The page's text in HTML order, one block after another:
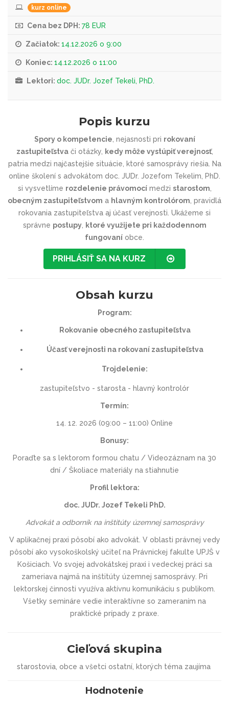
kurz online
Cena bez DPH: 78 EUR
Začiatok: 14.12.2026 o 9:00
Koniec: 14.12.2026 o 11:00
Lektori: doc. JUDr. Jozef Tekeli, PhD.
Popis kurzu
Spory o kompetencie , nejasnosti pri rokovaní
zastupiteľstvači otázky, kedy môže vystúpiť verejnosť,
patria medzi najčastejšie situácie, ktoré samosprávy riešia. Na
online školení s advokátom doc. JUDr. Jozefom Tekelim, PhD.
si vysvetlíme rozdelenie právomocí medzi starostom
obecným zastupiteľstvom a hlavným kontrolórom , pravidlá
rokovania zastupiteľstva aj účasť verejnosti. Ukážeme si
správne postupy,
ktoré využijete pri každodennom
fungovaní obce.
PRIHLÁSIŤ SA NA KURZ
Obsah kurzu
Program:
Rokovanie obecného zastupiteľstva
Účasť verejnosti na rokovaní zastupiteľstva
Trojdelenie:
zastupiteľstvo - starosta - hlavný kontrolór
Termín:
14. 12. 2026 (09:00 – 11:00) Online
Bonusy:
Poraďte sa s lektorom formou chatu / Videozáznam na 30
dní / Školiace materiály na stiahnutie
Profil lektora:
doc. JUDr. Jozef Tekeli PhD.
Advokát a odborník na inštitúty územnej samosprávy
V aplikačnej praxi pôsobí ako advokát. V oblasti právnej vedy
pôsobí ako vysokoškolský učiteľ na Právnickej fakulte UPJŠ v
Košiciach. Vo svojej advokátskej praxi i vedeckej práci sa
zameriava najmä na inštitúty územnej samosprávy. Pri
lektorskej činnosti využíva aktívnu komunikáciu s publikom.
Všetky semináre vedie interaktívne so zameraním na
praktické prípady z praxe.
Cieľová skupina
starostovia, obce a všetci ostatní, ktorých téma zaujíma
Hodnotenie